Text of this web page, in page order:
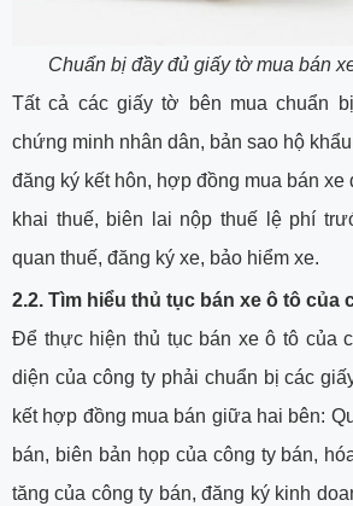
Chuẩn bị đầy đủ giấy tờ mua bán
Tất cả các giấy tờ bên mua chuẩn
chứng minh nhân dân, bản sao hộ
đăng ký kết hôn, hợp đồng mua bán
khai thuế, biên lai nộp thuế lệ phí
quan thuế, đăng ký xe, bảo hiểm xe.
2.2. Tìm hiểu thủ tục bán xe ô tô của
Để thực hiện thủ tục bán xe ô tô của
diện của công ty phải chuẩn bị các
kết hợp đồng mua bán giữa hai bên:
bán, biên bản họp của công ty bán,
tăng của công ty bán, đăng ký kinh